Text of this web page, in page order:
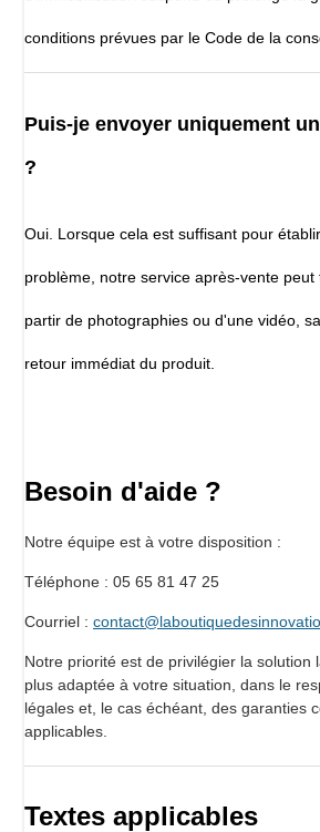
conditions prévues par le Code de la
Puis-je envoyer uniquement
?
Oui. Lorsque cela est suffisant pour
problème, notre service après-vente
partir de photographies ou d'une vidéo,
retour immédiat du produit.
Besoin d'aide ?
Notre équipe est à votre disposition :
Téléphone : 05 65 81 47 25
Courriel :
Notre priorité est de privilégier la solution
plus adaptée à votre situation, dans le
légales et, le cas échéant, des garanties
applicables.
Textes applicables